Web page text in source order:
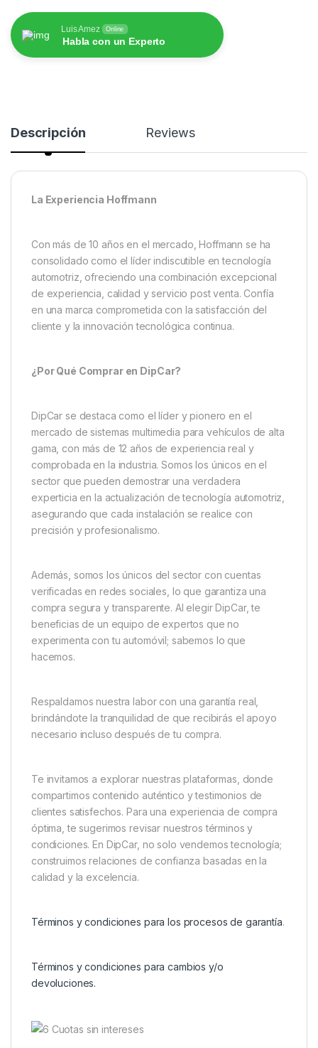
Luis Amez Online
Habla con un Experto
Descripción Reviews
La Experiencia Hoffmann
Con más de 10 años en el mercado, Hoffmann se ha
consolidado como el líder indiscutible en tecnología
automotriz, ofreciendo una combinación excepcional
de experiencia, calidad y servicio post venta. Confía
en una marca comprometida con la satisfacción del
cliente y la innovación tecnológica continua.
¿Por Qué Comprar en DipCar?
DipCar se destaca como el líder y pionero en el
mercado de sistemas multimedia para vehículos de alta
gama, con más de 12 años de experiencia real y
comprobada en la industria. Somos los únicos en el
sector que pueden demostrar una verdadera
experticia en la actualización de tecnología automotriz,
asegurando que cada instalación se realice con
precisión y profesionalismo.
Además, somos los únicos del sector con cuentas
verificadas en redes sociales, lo que garantiza una
compra segura y transparente. Al elegir DipCar, te
beneficias de un equipo de expertos que no
experimenta con tu automóvil; sabemos lo que
hacemos.
Respaldamos nuestra labor con una garantía real,
brindándote la tranquilidad de que recibirás el apoyo
necesario incluso después de tu compra.
Te invitamos a explorar nuestras plataformas, donde
compartimos contenido auténtico y testimonios de
clientes satisfechos. Para una experiencia de compra
óptima, te sugerimos revisar nuestros términos y
condiciones. En DipCar, no solo vendemos tecnología;
construimos relaciones de confianza basadas en la
calidad y la excelencia.
Términos y condiciones para los procesos de garantía.
Términos y condiciones para cambios y/o
devoluciones.